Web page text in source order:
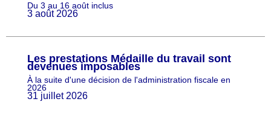
Du 3 au 16 août inclus
3 août 2026
Les prestations Médaille du travail sont
devenues imposables
À la suite d'une décision de l'administration fiscale en
2026
31 juillet 2026